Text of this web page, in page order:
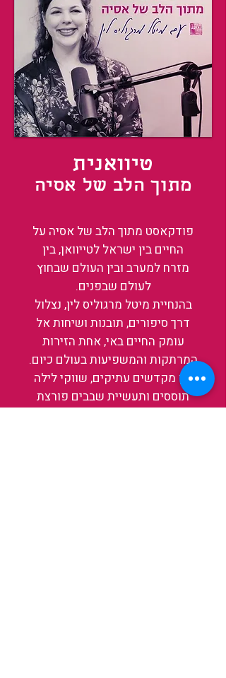
טיוואנית
מתוך הלב של אסיה
פודקאסט מתוך הלב של אסיה על
החיים בין ישראל לטייוואן, בין
מזרח למערב ובין העולם שבחוץ
לעולם שבפנים.
בהנחיית מיטל מרגוליס לין, נצלול
דרך סיפורים, תובנות ושיחות אל
עומק החיים באי, אחת הזירות
המרתקות והמשפיעות בעולם כיום.
בין מקדשים עתיקים, שווקי לילה
תוססים ותעשיית שבבים פורצת